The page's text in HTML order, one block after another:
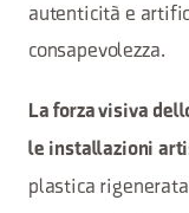
autenticità e
consapevolezza.
La forza visiva
le installazioni
plastica